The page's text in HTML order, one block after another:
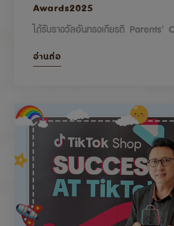
Awards2025
ได้รับรางวัลอันทรงเกียรติ Parents’
อ่านต่อ